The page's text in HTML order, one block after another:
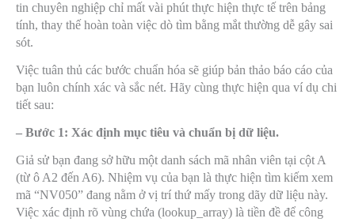
tin chuyên nghiệp chỉ mất vài phút thực hiện thực tế trên bảng
tính, thay thế hoàn toàn việc dò tìm bằng mắt thường dễ gây sai
sót.
Việc tuân thủ các bước chuẩn hóa sẽ giúp bản thảo báo cáo của
bạn luôn chính xác và sắc nét. Hãy cùng thực hiện qua ví dụ chi
tiết sau:
– Bước 1: Xác định mục tiêu và chuẩn bị dữ liệu.
Giả sử bạn đang sở hữu một danh sách mã nhân viên tại cột A
(từ ô A2 đến A6). Nhiệm vụ của bạn là thực hiện tìm kiếm xem
mã “NV050” đang nằm ở vị trí thứ mấy trong dãy dữ liệu này.
Việc xác định rõ vùng chứa (lookup_array) là tiền đề để công